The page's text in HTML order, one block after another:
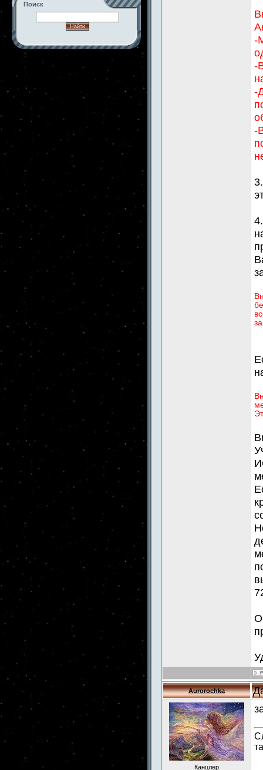
Поиск
-
-
-
-
Aurorochka
Канцлер